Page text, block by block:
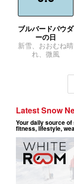
ブルバードパウダ
ーの日
新雪、おおむね晴
れ、微風